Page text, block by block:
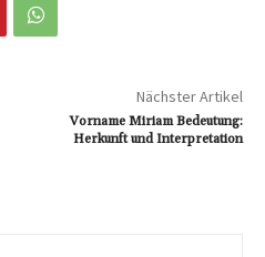
Nächster Artikel
Vorname Miriam Bedeutung:
Herkunft und Interpretation